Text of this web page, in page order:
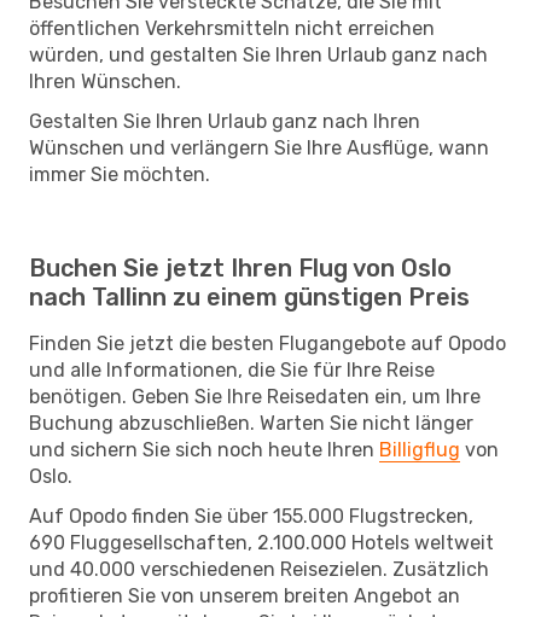
öffentlichen Verkehrsmitteln nicht erreichen
würden, und gestalten Sie Ihren Urlaub ganz nach
Ihren Wünschen.
Gestalten Sie Ihren Urlaub ganz nach Ihren
Wünschen und verlängern Sie Ihre Ausflüge, wann
immer Sie möchten.
Buchen Sie jetzt Ihren Flug von Oslo
nach Tallinn zu einem günstigen Preis
Finden Sie jetzt die besten Flugangebote auf Opodo
und alle Informationen, die Sie für Ihre Reise
benötigen. Geben Sie Ihre Reisedaten ein, um Ihre
Buchung abzuschließen. Warten Sie nicht länger
und sichern Sie sich noch heute Ihren Billigflug von
Oslo.
Auf Opodo finden Sie über 155.000 Flugstrecken,
690 Fluggesellschaften, 2.100.000 Hotels weltweit
und 40.000 verschiedenen Reisezielen. Zusätzlich
profitieren Sie von unserem breiten Angebot an